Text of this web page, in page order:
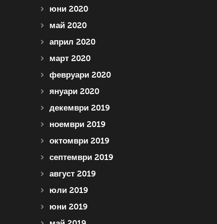
юни 2020
май 2020
април 2020
март 2020
февруари 2020
януари 2020
декември 2019
ноември 2019
октомври 2019
септември 2019
август 2019
юли 2019
юни 2019